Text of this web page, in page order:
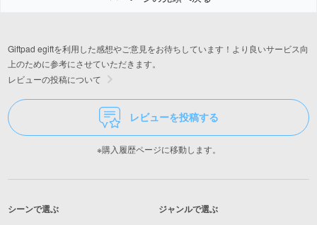
Giftpad egiftを利用した感想やご意見をお待ちしています！より良いサービス向
上のために参考にさせていただきます。
レビューの投稿について
レビューを投稿する
※購入履歴ページに移動します。
シーンで選ぶ ジャンルで選ぶ